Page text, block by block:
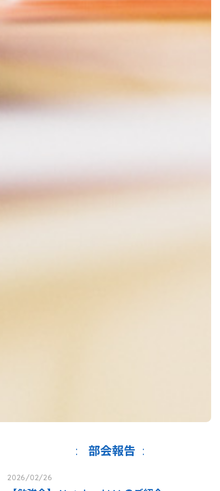
部会報告
2026/02/26